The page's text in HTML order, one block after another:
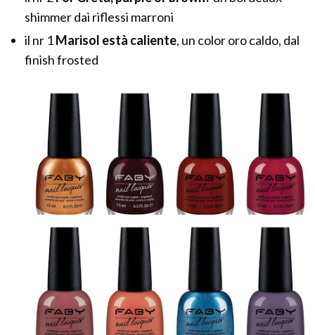
shimmer dai riflessi marroni
il nr 1Marisol està caliente, un color oro caldo, dal
finish frosted